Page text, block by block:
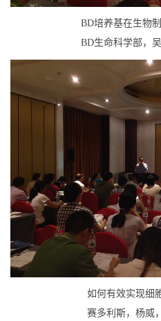
BD培养基在生物
BD生命科学部，
如何有效实现细
赛多利斯，杨威